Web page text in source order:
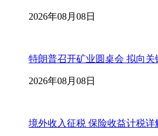
2026年08月08日
特朗普召开矿业圆桌会 拟向
2026年08月08日
境外收入征税 保险收益计税详